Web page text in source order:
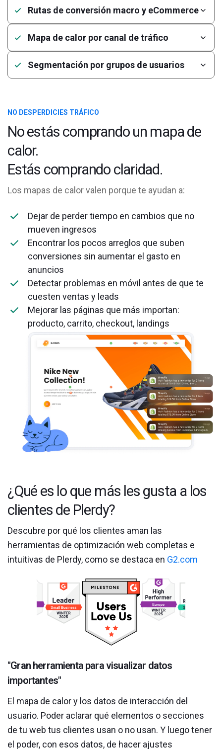
Rutas de conversión macro y eCommerce
Mapa de calor por canal de tráfico
Segmentación por grupos de usuarios
NO DESPERDICIES TRÁFICO
No estás comprando un mapa de
calor.
Estás comprando claridad.
Los mapas de calor valen porque te ayudan a:
Dejar de perder tiempo en cambios que no
mueven ingresos
Encontrar los pocos arreglos que suben
conversiones sin aumentar el gasto en
anuncios
Detectar problemas en móvil antes de que te
cuesten ventas y leads
Mejorar las páginas que más importan:
producto, carrito, checkout, landings
¿Qué es lo que más les gusta a los
clientes de Plerdy?
Descubre por qué los clientes aman las
herramientas de optimización web completas e
intuitivas de Plerdy, como se destaca en G2.com
"Gran herramienta para visualizar datos
importantes"
El mapa de calor y los datos de interacción del
usuario. Poder aclarar qué elementos o secciones
de tu web tus clientes usan o no usan. Y luego tener
el poder, con esos datos, de hacer ajustes